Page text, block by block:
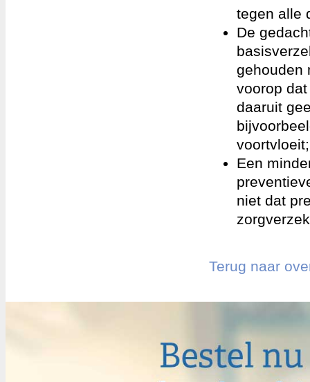
tegen alle
De
gehouden
voorop
daaruit
voortvloeit;
Een
niet dat
Terug naar